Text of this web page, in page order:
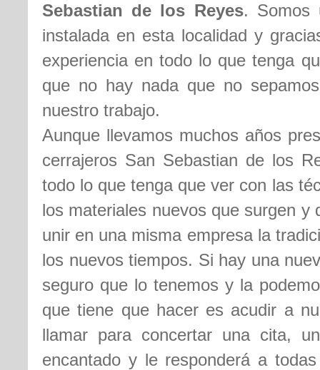
Sebastian de los Reyes. Somos
instalada en esta localidad y
experiencia en todo lo que tenga
que no hay nada que no
nuestro trabajo.
Aunque llevamos muchos años
cerrajeros San Sebastian de los
todo lo que tenga que ver con las
los materiales nuevos que surgen
unir en una misma empresa la
los nuevos tiempos. Si hay una
seguro que lo tenemos y la
que tiene que hacer es acudir a
llamar para concertar una cita,
encantado y le responderá a